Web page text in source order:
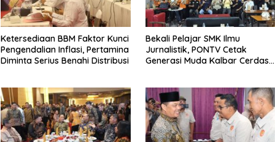
Ketersediaan BBM Faktor Kunci
Pengendalian Inflasi, Pertamina
Diminta Serius Benahi Distribusi
Bekali Pelajar SMK Ilmu
Jurnalistik, PONTV Cetak
Generasi Muda Kalbar Cerdas